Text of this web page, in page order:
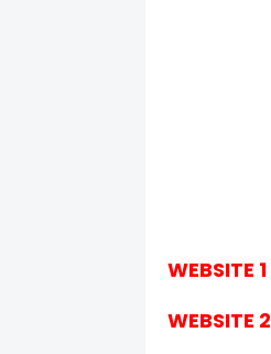
WEBSITE 1
WEBSITE 2